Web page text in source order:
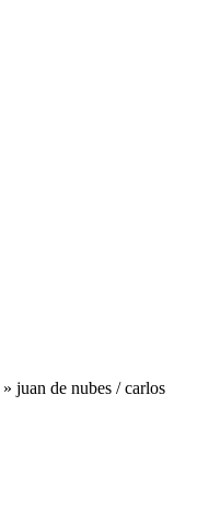
» juan de nubes / carlos